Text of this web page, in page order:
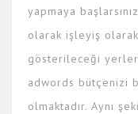
yapmaya
olarak işleyiş
gösterileceği
adwords bütçenizi
olmaktadır. Aynı